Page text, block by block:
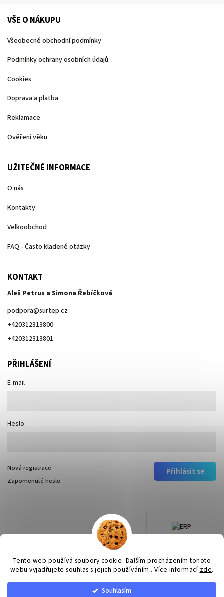
Tento web používá soubory cookie. Dalším procházením tohoto
webu vyjadřujete souhlas s jejich používáním.. Více informací zde.
Souhlasím
VŠE O NÁKUPU
Všeobecné obchodní podmínky
Podmínky ochrany osobních údajů
Cookies
Doprava a platba
Reklamace
Ověření věku
UŽITEČNÉ INFORMACE
O nás
Kontakty
Velkoobchod
FAQ - Často kladené otázky
KONTAKT
Aleš Petrus a Simona Řebíčková
podpora@surtep.cz
+420312313800
+420312313801
PŘIHLÁŠENÍ
E-mail
Heslo
Přihlásit se
Nová registrace
Zapomenuté heslo
Surtep. Všechna práva vyhrazena.